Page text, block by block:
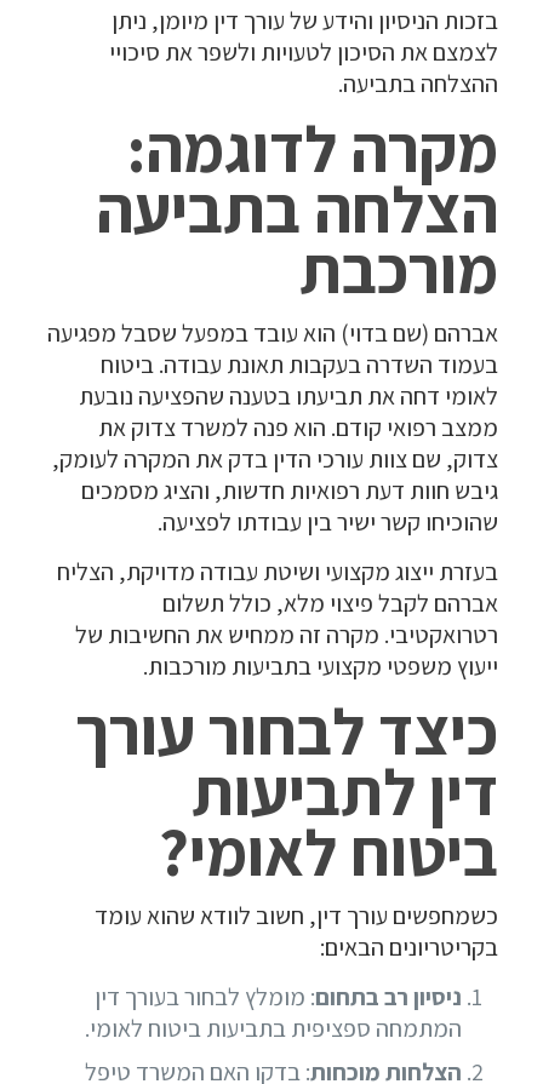
בזכות הניסיון והידע של עורך דין מיומן, ניתן
לצמצם את הסיכון לטעויות ולשפר את סיכויי
ההצלחה בתביעה.
מקרה לדוגמה:
הצלחה בתביעה
מורכבת
אברהם (שם בדוי) הוא עובד במפעל שסבל מפגיעה
בעמוד השדרה בעקבות תאונת עבודה. ביטוח
לאומי דחה את תביעתו בטענה שהפציעה נובעת
ממצב רפואי קודם. הוא פנה למשרד צדוק את
צדוק, שם צוות עורכי הדין בדק את המקרה לעומק,
גיבש חוות דעת רפואיות חדשות, והציג מסמכים
שהוכיחו קשר ישיר בין עבודתו לפציעה.
בעזרת ייצוג מקצועי ושיטת עבודה מדויקת, הצליח
אברהם לקבל פיצוי מלא, כולל תשלום
רטרואקטיבי. מקרה זה ממחיש את החשיבות של
ייעוץ משפטי מקצועי בתביעות מורכבות.
כיצד לבחור עורך
דין לתביעות
ביטוח לאומי?
כשמחפשים עורך דין, חשוב לוודא שהוא עומד
בקריטריונים הבאים:
ניסיון רב בתחום: מומלץ לבחור בעורך דין
המתמחה ספציפית בתביעות ביטוח לאומי.
הצלחות מוכחות: בדקו האם המשרד טיפל